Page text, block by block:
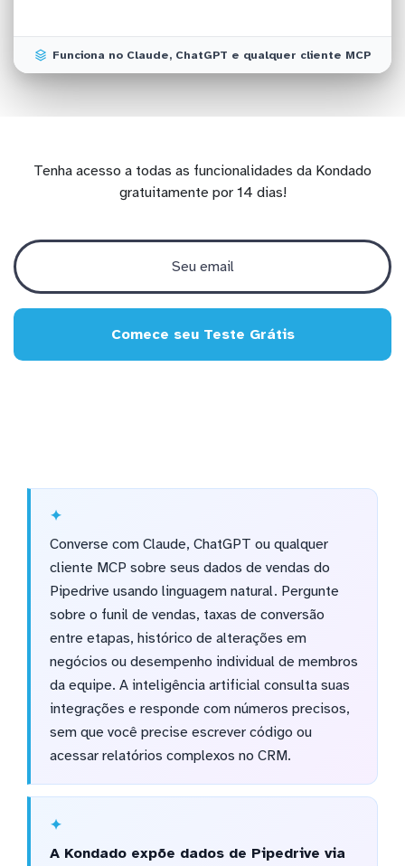
Funciona no Claude, ChatGPT e qualquer cliente MCP
Tenha acesso a todas as funcionalidades da Kondado
gratuitamente por 14 dias!
Comece seu Teste Grátis
Converse com Claude, ChatGPT ou qualquer
cliente MCP sobre seus dados de vendas do
Pipedrive usando linguagem natural. Pergunte
sobre o funil de vendas, taxas de conversão
entre etapas, histórico de alterações em
negócios ou desempenho individual de membros
da equipe. A inteligência artificial consulta suas
integrações e responde com números precisos,
sem que você precise escrever código ou
acessar relatórios complexos no CRM.
A Kondado expõe dados de Pipedrive via